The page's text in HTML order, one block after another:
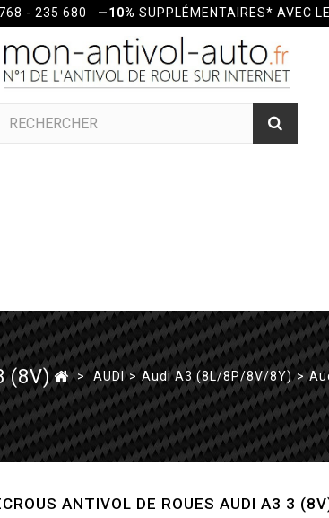
- 235 680 —10% SUPPLÉMENTAIRES* AVEC
(8V) > AUDI > Audi A3 (8L/8P/8V/8Y) >
ANTIVOL DE ROUES AUDI A3 3